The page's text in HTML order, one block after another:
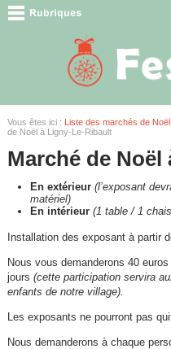
Vous êtes ici : Liste des marchés de Noël
de Noël à Ligny-Le-Ribault
Marché de
En extérieur (l’exposant
matériel)
En intérieur (1 table / 1
Installation des exposant à partir
Nous vous demanderons 40
jours (cette participation servira
enfants de notre village).
Les exposants ne pourront pas
Nous demanderons à chaque